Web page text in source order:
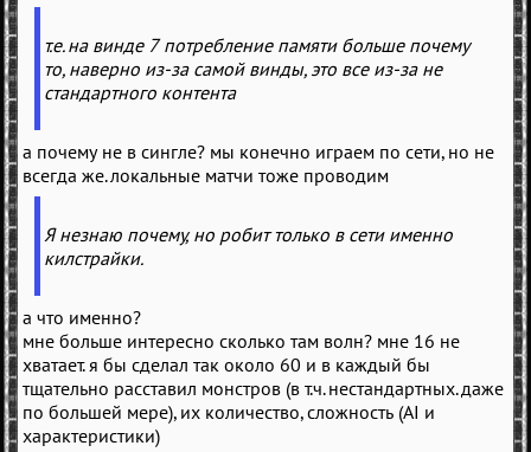
т.е. на винде 7 потребление памяти больше почему
то, наверно из-за самой винды, это все из-за не
стандартного контента
а почему не в сингле? мы конечно играем по сети, но не
всегда же. локальные матчи тоже проводим
Я незнаю почему, но робит только в сети именно
килстрайки.
а что именно?
мне больше интересно сколько там волн? мне 16 не
хватает. я бы сделал так около 60 и в каждый бы
тщательно расставил монстров (в т.ч. нестандартных. даже
по большей мере), их количество, сложность (AI и
характеристики)